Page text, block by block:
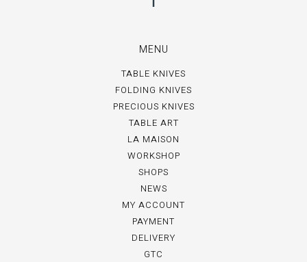
MENU
TABLE KNIVES
FOLDING KNIVES
PRECIOUS KNIVES
TABLE ART
LA MAISON
WORKSHOP
SHOPS
NEWS
MY ACCOUNT
PAYMENT
DELIVERY
GTC